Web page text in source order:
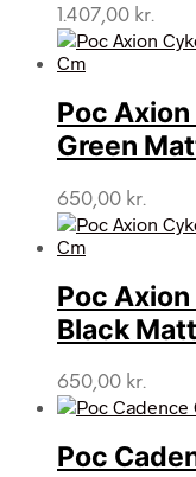
1.407,00 kr.
Poc
Green
650,00 kr.
Poc
Black
650,00 kr.
Poc